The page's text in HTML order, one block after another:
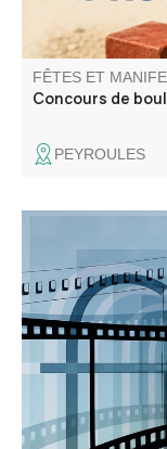
FÊTES ET
Concours de
PEYROULES
Amateur de
cinéphiles, venez